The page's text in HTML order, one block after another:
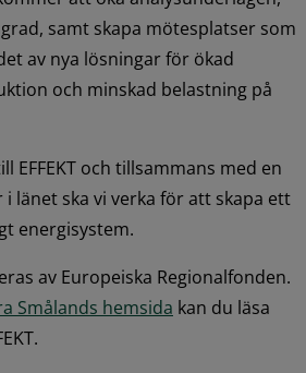
samt skapa mötesplatser som
av nya lösningar för ökad
och minskad belastning på
EFFEKT och tillsammans med en
länet ska vi verka för att skapa ett
energisystem.
av Europeiska Regionalfonden.
Smålands hemsida kan du läsa